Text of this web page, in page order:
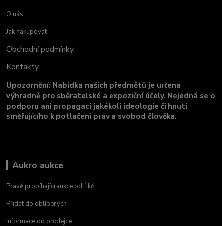
O nás
Jak nakupovat
Obchodní podmínky
Kontakty
Upozornění: Nabídka našich předmětů je určena
výhradně pro sběratelské a expoziční účely. Nejedná se o
podporu ani propagaci jakékoli ideologie či hnutí
směřujícího k potlačení práv a svobod člověka.
Aukro aukce
Právě probíhající aukce od 1kč
Přidat do oblíbených
Informace od prodejce